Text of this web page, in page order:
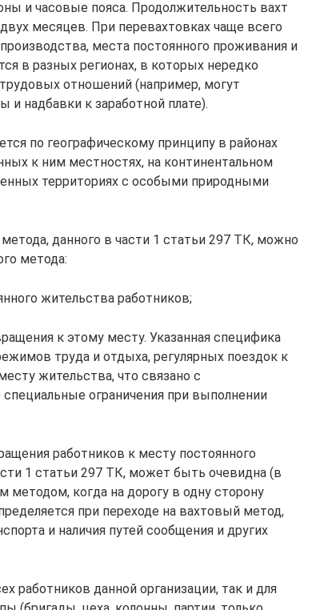
и часовые пояса. Продолжительность вахт
месяцев. При перевахтовках чаще всего
места постоянного проживания и
в разных регионах, в которых нередко
отношений (например, могут
надбавки к заработной плате).
по географическому принципу в районах
к ним местностях, на континентальном
территориях с особыми природными
данного в части 1 статьи 297 ТК, можно
метода:
жительства работников;
к этому месту. Указанная специфика
труда и отдыха, регулярных поездок к
жительства, что связано с
ограничения при выполнении
работников к месту постоянного
1 статьи 297 ТК, может быть очевидна (в
когда на дорогу в одну сторону
при переходе на вахтовый метод,
и наличия путей сообщения и других
работников данной организации, так и для